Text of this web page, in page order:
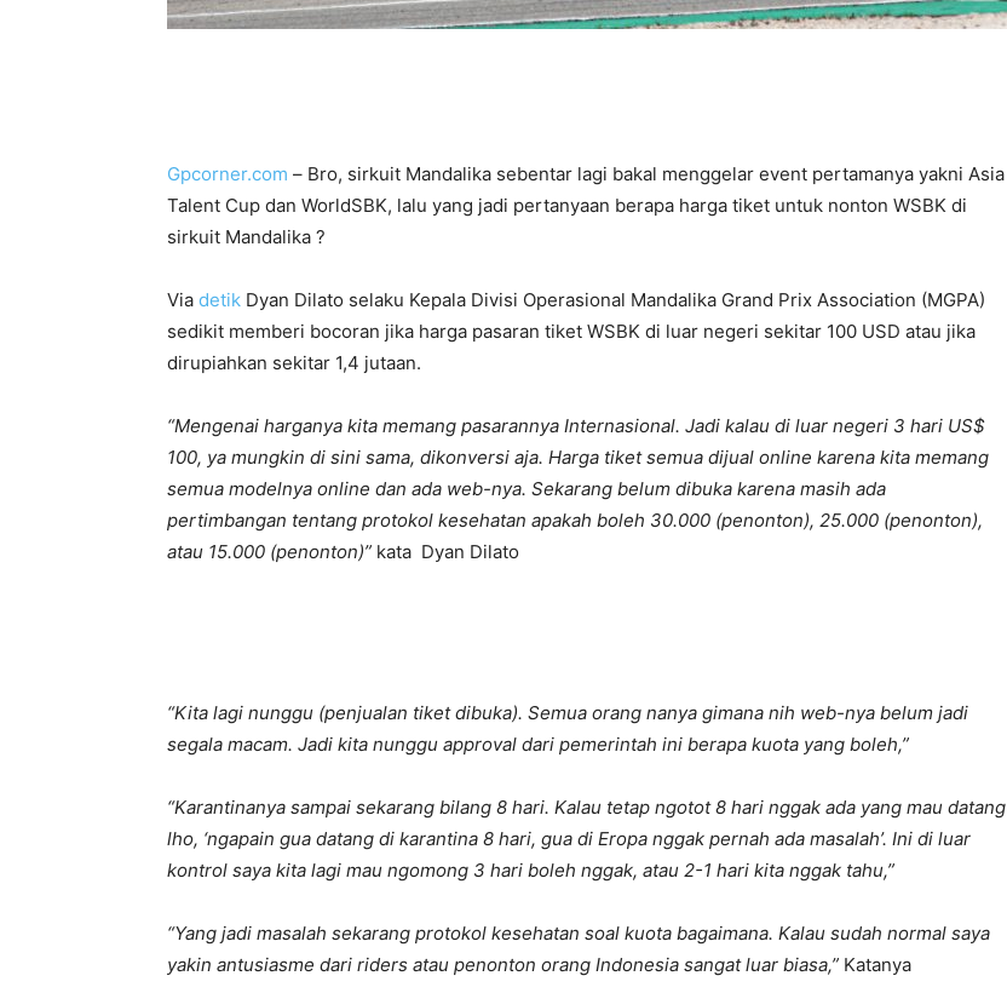
Gpcorner.com – Bro, sirkuit Mandalika sebentar lagi bakal menggelar event pertamanya yakni Asia
Talent Cup dan WorldSBK, lalu yang jadi pertanyaan berapa harga tiket untuk nonton WSBK di
sirkuit Mandalika ?
Via detik Dyan Dilato selaku Kepala Divisi Operasional Mandalika Grand Prix Association (MGPA)
sedikit memberi bocoran jika harga pasaran tiket WSBK di luar negeri sekitar 100 USD atau jika
dirupiahkan sekitar 1,4 jutaan.
“Mengenai harganya kita memang pasarannya Internasional. Jadi kalau di luar negeri 3 hari US$
100, ya mungkin di sini sama, dikonversi aja. Harga tiket semua dijual online karena kita memang
semua modelnya online dan ada web-nya. Sekarang belum dibuka karena masih ada
pertimbangan tentang protokol kesehatan apakah boleh 30.000 (penonton), 25.000 (penonton),
atau 15.000 (penonton)” kata Dyan Dilato
“Kita lagi nunggu (penjualan tiket dibuka). Semua orang nanya gimana nih web-nya belum jadi
segala macam. Jadi kita nunggu approval dari pemerintah ini berapa kuota yang boleh,”
“Karantinanya sampai sekarang bilang 8 hari. Kalau tetap ngotot 8 hari nggak ada yang mau datang
lho, ‘ngapain gua datang di karantina 8 hari, gua di Eropa nggak pernah ada masalah’. Ini di luar
kontrol saya kita lagi mau ngomong 3 hari boleh nggak, atau 2-1 hari kita nggak tahu,”
“Yang jadi masalah sekarang protokol kesehatan soal kuota bagaimana. Kalau sudah normal saya
yakin antusiasme dari riders atau penonton orang Indonesia sangat luar biasa,” Katanya